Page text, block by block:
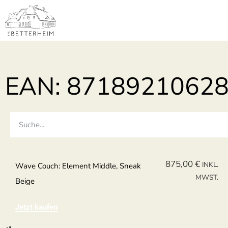
EAN:
Wave Couch: Element Middle, Sneak
Beige
Jetzt kaufen
875,00€ INKL.
MWST.